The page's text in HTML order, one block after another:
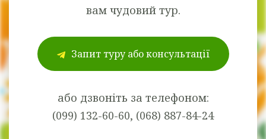
вам чудовий тур.
Запит туру або консультації
або дзвоніть за телефоном:
(099) 132-60-60, (068) 887-84-24